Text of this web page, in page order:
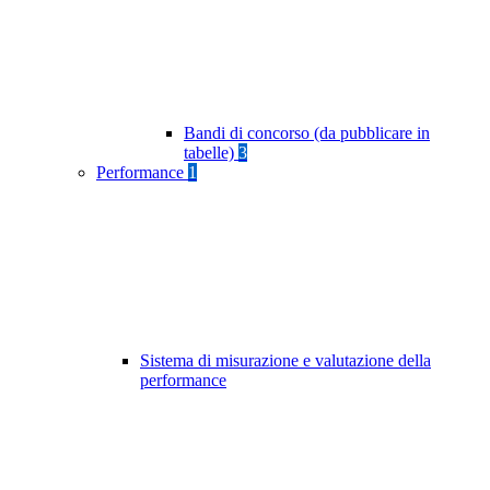
Bandi di concorso (da pubblicare in
tabelle) 3
Performance 1
Sistema di misurazione e valutazione della
performance